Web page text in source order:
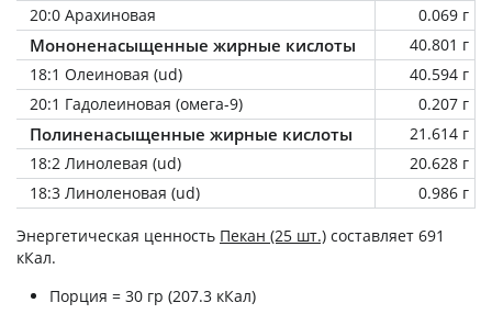
20:0 Арахиновая
0.069 г
Мононенасыщенные жирные кислоты
40.801 г
18:1 Олеиновая (ud)
40.594 г
20:1 Гадолеиновая (омега-9)
0.207 г
Полиненасыщенные жирные кислоты
21.614 г
18:2 Линолевая (ud)
20.628 г
18:3 Линоленовая (ud)
0.986 г
Энергетическая ценность Пекан (25 шт.) составляет 691
кКал.
Порция = 30 гр (207.3 кКал)